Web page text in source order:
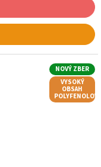
NOVÝ ZBER
VYSOKÝ
OBSAH
POLYFENOLOV